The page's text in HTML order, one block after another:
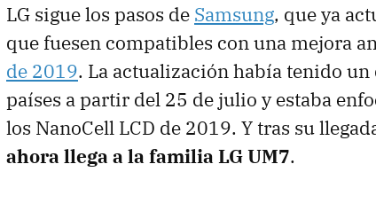
LG sigue los pasos de Samsung, que ya
que fuesen compatibles con una mejora
de 2019. La actualización había tenido
países a partir del 25 de julio y estaba
los NanoCell LCD de 2019. Y tras su
ahora llega a la familia LG UM7.